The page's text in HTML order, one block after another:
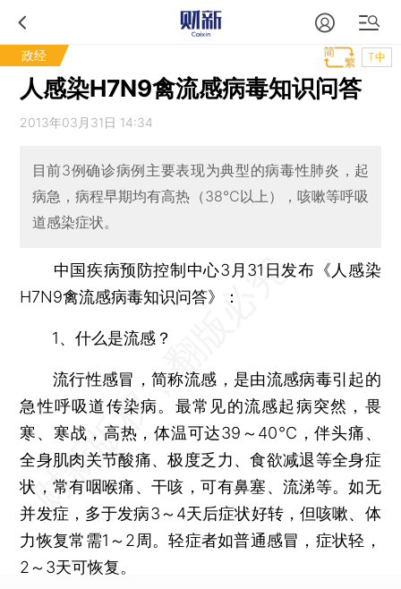
政经 T中
人感染H7N9禽流感病毒知识问答
2013年03月31日 14:34
目前3例确诊病例主要表现为典型的病毒性肺炎，起
病急，病程早期均有高热（38℃以上），咳嗽等呼吸
道感染症状。
中国疾病预防控制中心3月31日发布《人感染
H7N9禽流感病毒知识问答》：
1、什么是流感？
流行性感冒，简称流感，是由流感病毒引起的
急性呼吸道传染病。最常见的流感起病突然，畏
寒、寒战，高热，体温可达39～40℃，伴头痛、
全身肌肉关节酸痛、极度乏力、食欲减退等全身症
状，常有咽喉痛、干咳，可有鼻塞、流涕等。如无
并发症，多于发病3～4天后症状好转，但咳嗽、体
力恢复常需1～2周。轻症者如普通感冒，症状轻，
2～3天可恢复。